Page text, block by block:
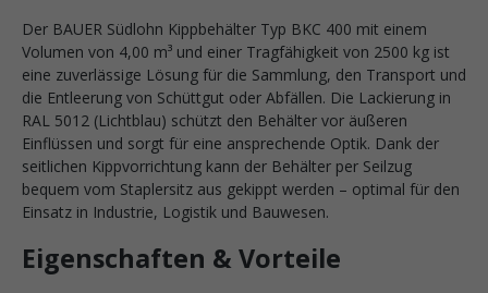
Der BAUER Südlohn Kippbehälter Typ BKC 400 mit einem
Volumen von 4,00 m³ und einer Tragfähigkeit von 2500 kg ist
eine zuverlässige Lösung für die Sammlung, den Transport und
die Entleerung von Schüttgut oder Abfällen. Die Lackierung in
RAL 5012 (Lichtblau) schützt den Behälter vor äußeren
Einflüssen und sorgt für eine ansprechende Optik. Dank der
seitlichen Kippvorrichtung kann der Behälter per Seilzug
bequem vom Staplersitz aus gekippt werden – optimal für den
Einsatz in Industrie, Logistik und Bauwesen.
Eigenschaften & Vorteile